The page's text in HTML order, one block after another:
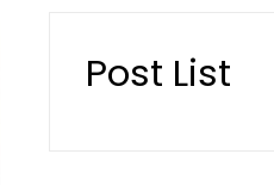
Post List